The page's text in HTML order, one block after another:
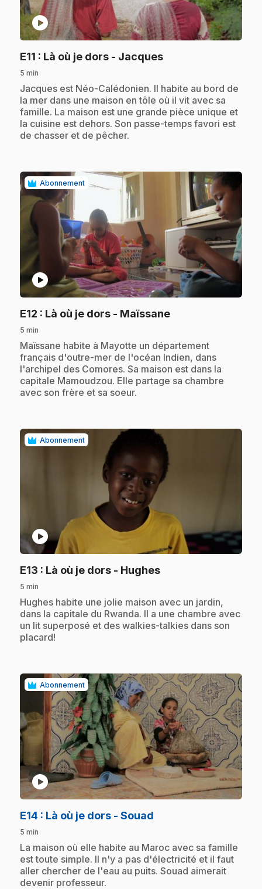
play_circle
E11 : Là où je dors - Jacques.
5 min
.Jacques est Néo-Calédonien. Il habite au bord de
la mer dans une maison en tôle où il vit avec sa
famille. La maison est une grande pièce unique et
la cuisine est dehors. Son passe-temps favori est
de chasser et de pêcher.
Abonnement
play_circle
E12 : Là où je dors - Maïssane.
5 min
.Maïssane habite à Mayotte un département
français d'outre-mer de l'océan Indien, dans
l'archipel des Comores. Sa maison est dans la
capitale Mamoudzou. Elle partage sa chambre
avec son frère et sa soeur.
Abonnement
play_circle
E13 : Là où je dors - Hughes.
5 min
.Hughes habite une jolie maison avec un jardin,
dans la capitale du Rwanda. Il a une chambre avec
un lit superposé et des walkies-talkies dans son
placard!
Abonnement
play_circle
E14 : Là où je dors - Souad
5 min
.La maison où elle habite au Maroc avec sa famille
est toute simple. Il n'y a pas d'électricité et il faut
aller chercher de l'eau au puits. Souad aimerait
devenir professeur.